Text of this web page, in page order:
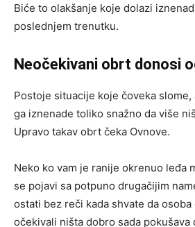
Biće to olakšanje koje dolazi
poslednjem trenutku.
Neočekivani obrt donosi
Postoje situacije koje čoveka
ga iznenade toliko snažno da više
Upravo takav obrt čeka Ovnove.
Neko ko vam je ranije okrenuo leđa
se pojavi sa potpuno drugačijim
ostati bez reči kada shvate da
očekivali ništa dobro sada pokušava